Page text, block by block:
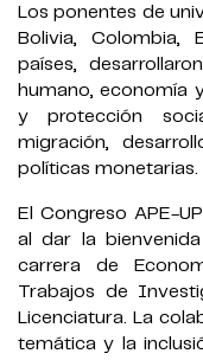
Los ponentes de
Bolivia, Colombia,
países,
humano, economía
y protección
migración,
políticas monetarias.
El Congreso APE-
al dar la
carrera de
Trabajos de
Licenciatura. La
temática y la